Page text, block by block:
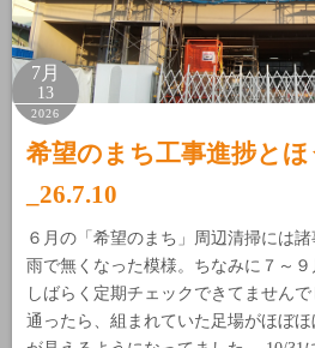
7月
13
2026
希望のまち工事進捗と
_26.7.10
６月の「希望のまち」周辺清掃には
雨で無くなった模様。ちなみに７～９
しばらく定期チェックできてません
通ったら、組まれていた足場がほぼ